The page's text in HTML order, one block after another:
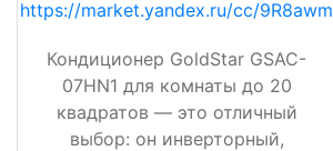
https://market.yandex.ru/cc/9R8awm
Кондиционер GoldStar GSAC-
07HN1 для комнаты до 20
квадратов — это отличный
выбор: он инверторный,